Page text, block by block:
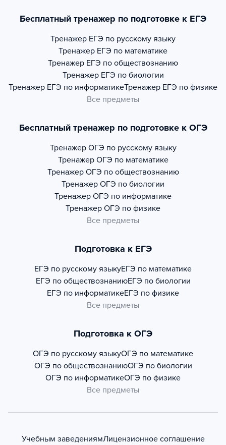
Бесплатный тренажер по подготовке к ЕГЭ
Тренажер ЕГЭ по русскому языку
Тренажер ЕГЭ по математике
Тренажер ЕГЭ по обществознанию
Тренажер ЕГЭ по биологии
Тренажер ЕГЭ по информатикеТренажер ЕГЭ по физике
Все предметы
Бесплатный тренажер по подготовке к ОГЭ
Тренажер ОГЭ по русскому языку
Тренажер ОГЭ по математике
Тренажер ОГЭ по обществознанию
Тренажер ОГЭ по биологии
Тренажер ОГЭ по информатике
Тренажер ОГЭ по физике
Все предметы
Подготовка к ЕГЭ
ЕГЭ по русскому языкуЕГЭ по математике
ЕГЭ по обществознаниюЕГЭ по биологии
ЕГЭ по информатикеЕГЭ по физике
Все предметы
Подготовка к ОГЭ
ОГЭ по русскому языкуОГЭ по математике
ОГЭ по обществознаниюОГЭ по биологии
ОГЭ по информатикеОГЭ по физике
Все предметы
Учебным заведениямЛицензионное соглашение